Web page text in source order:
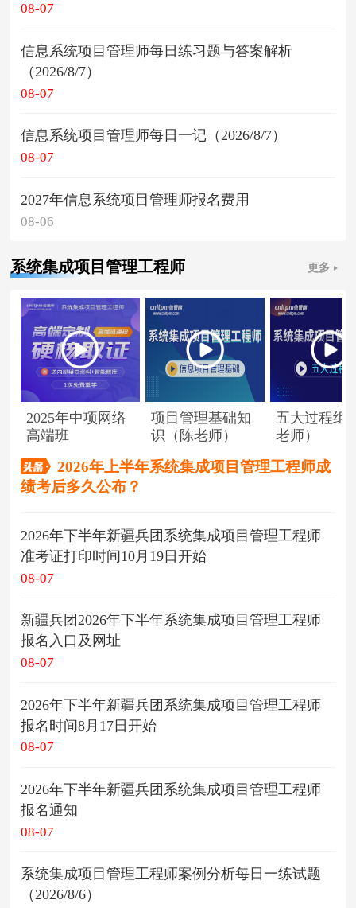
08-07
信息系统项目管理师每日练习题与答案解析
（2026/8/7）
08-07
信息系统项目管理师每日一记（2026/8/7）
08-07
2027年信息系统项目管理师报名费用
08-06
系统集成项目管理工程师 更多
2025年中项网络
高端班
项目管理基础知
识（陈老师）
五大过程组
老师）
2026年上半年系统集成项目管理工程师成
绩考后多久公布？
2026年下半年新疆兵团系统集成项目管理工程师
准考证打印时间10月19日开始
08-07
新疆兵团2026年下半年系统集成项目管理工程师
报名入口及网址
08-07
2026年下半年新疆兵团系统集成项目管理工程师
报名时间8月17日开始
08-07
2026年下半年新疆兵团系统集成项目管理工程师
报名通知
08-07
系统集成项目管理工程师案例分析每日一练试题
（2026/8/6）